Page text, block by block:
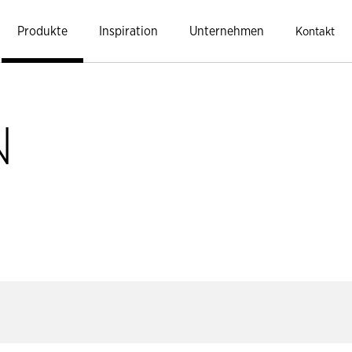
Produkte Inspiration Unternehmen Kontakt